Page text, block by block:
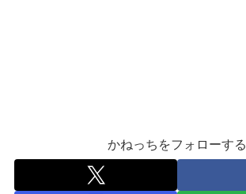
かねっちをフォローする